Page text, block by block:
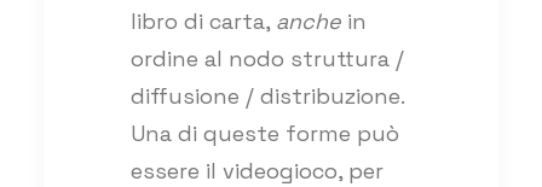
libro di carta, anche in
ordine al nodo struttura /
diffusione / distribuzione.
Una di queste forme può
essere il videogioco, per